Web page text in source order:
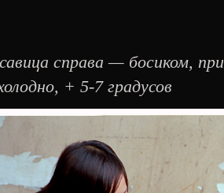
справа — босиком,
+ 5-7 градусов